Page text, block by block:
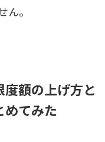
。
額の上げ方と
めてみた